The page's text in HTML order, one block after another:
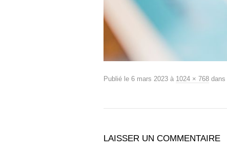
Publié le 6 mars 2023 à 1024 × 768 dans
LAISSER UN COMMENTAIRE